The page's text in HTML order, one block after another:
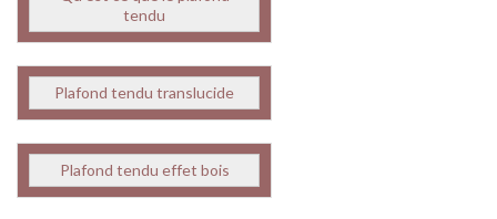
tendu
Plafond tendu translucide
Plafond tendu effet bois